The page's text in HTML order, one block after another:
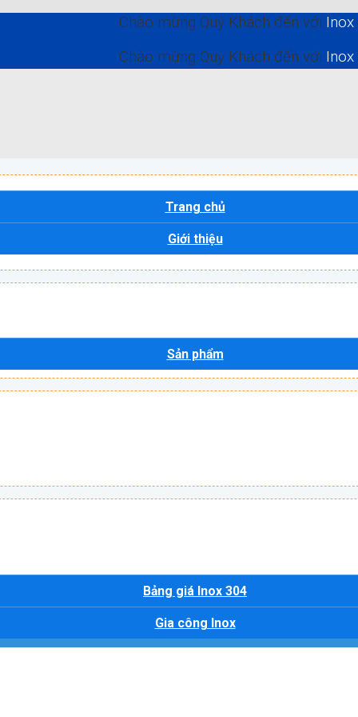
Chào mừng Quý Khách đến vớiInox Quốc
Chào mừng Quý Khách đến vớiInox Quốc
Trang chủ
Giới thiệu
Sản phẩm
Bảng giá Inox 304
Gia công Inox